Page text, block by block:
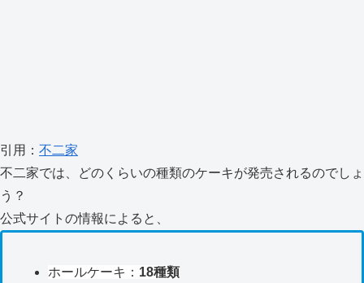
引用： 不二家
不二家では、どのくらいの種類のケーキが発売されるのでしょ
う？
公式サイトの情報によると、
ホールケーキ： 18種類